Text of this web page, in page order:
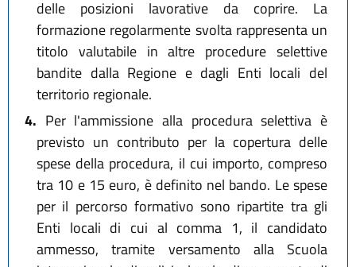
delle posizioni lavorative da coprire. La
formazione regolarmente svolta rappresenta un
titolo valutabile in altre procedure selettive
bandite dalla Regione e dagli Enti locali del
territorio regionale.
4. Per l'ammissione alla procedura selettiva è
previsto un contributo per la copertura delle
spese della procedura, il cui importo, compreso
tra 10 e 15 euro, è definito nel bando. Le spese
per il percorso formativo sono ripartite tra gli
Enti locali di cui al comma 1, il candidato
ammesso, tramite versamento alla Scuola